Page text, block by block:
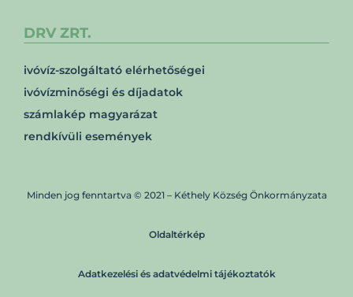
DRV ZRT.
ivóvíz-szolgáltató elérhetőségei
ivóvízminőségi és díjadatok
számlakép magyarázat
rendkívüli események
Minden jog fenntartva © 2021 – Kéthely Község Önkormányzata
Oldaltérkép
Adatkezelési és adatvédelmi tájékoztatók